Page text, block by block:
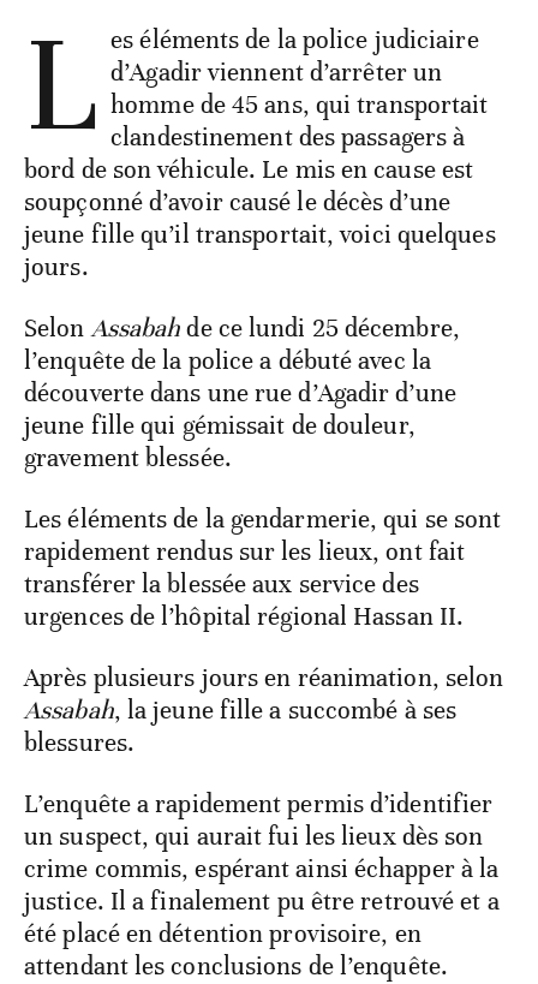
L es éléments de la police judiciaire
d’Agadir viennent d’arrêter un
homme de 45 ans, qui transportait
clandestinement des passagers à
bord de son véhicule. Le mis en cause est
soupçonné d’avoir causé le décès d’une
jeune fille qu’il transportait, voici quelques
jours.
SelonAssabahde ce lundi 25 décembre,
l’enquête de la police a débuté avec la
découverte dans une rue d’Agadir d’une
jeune fille qui gémissait de douleur,
gravement blessée.
Les éléments de la gendarmerie, qui se sont
rapidement rendus sur les lieux, ont fait
transférer la blessée aux service des
urgences de l’hôpital régional Hassan II.
Après plusieurs jours en réanimation, selon
Assabah, la jeune fille a succombé à ses
blessures.
L’enquête a rapidement permis d’identifier
un suspect, qui aurait fui les lieux dès son
crime commis, espérant ainsi échapper à la
justice. Il a finalement pu être retrouvé et a
été placé en détention provisoire, en
attendant les conclusions de l’enquête.